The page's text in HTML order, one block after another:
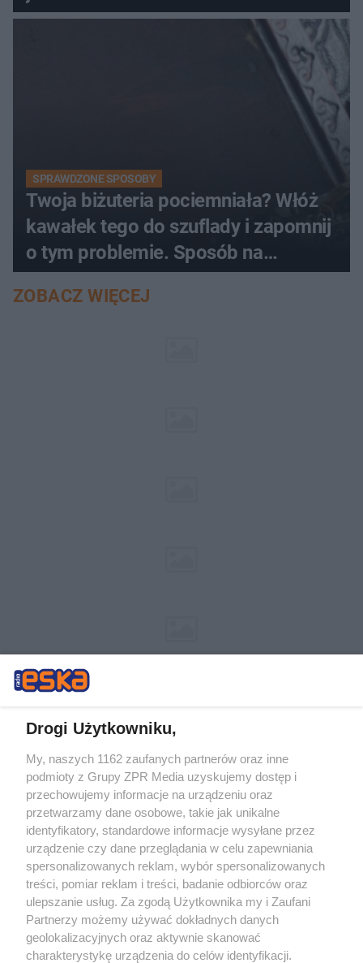
SPRAWDZONE SPOSOBY
Twoja biżuteria pociemniała? Włóż
kawałek tego do szuflady i zapomnij
o tym problemie. Sposób na
pociemniałą biżuterię
ZOBACZ WIĘCEJ
Żaden utwór zamieszczony w serwisie nie może być powielany i
rozpowszechniany lub dalej rozpowszechniany w jakikolwiek sposób (w
tym także elektroniczny lub mechaniczny) na jakimkolwiek polu
eksploatacji w jakiejkolwiek formie, włącznie z umieszczaniem w
Internecie bez pisemnej zgody właściciela praw. Jakiekolwiek użycie lub
wykorzystanie utworów w całości lub w części z naruszeniem prawa,
tzn. bez właściwej zgody, jest zabronione pod groźbą kary i może być
ścigane prawnie.
Drogi Użytkowniku,
My, naszych 1162 zaufanych partnerów oraz inne
podmioty z Grupy ZPR Media uzyskujemy dostęp i
przechowujemy informacje na urządzeniu oraz
przetwarzamy dane osobowe, takie jak unikalne
identyfikatory, standardowe informacje wysyłane przez
urządzenie czy dane przeglądania w celu zapewniania
spersonalizowanych reklam, wybór spersonalizowanych
treści, pomiar reklam i treści, badanie odbiorców oraz
ulepszanie usług. Za zgodą Użytkownika my i Zaufani
Partnerzy możemy używać dokładnych danych
geolokalizacyjnych oraz aktywnie skanować
charakterystykę urządzenia do celów identyfikacji.